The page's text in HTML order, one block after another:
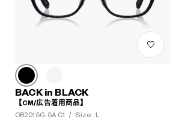
BACK in BLACK
【CM/広告着用商品】
OB2015G-5A C1
/ Size: L